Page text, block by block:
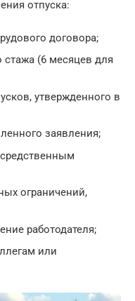
отпуска:
договора;
(6 месяцев для
утвержденного в
заявления;
ограничений,
работодателя;
или